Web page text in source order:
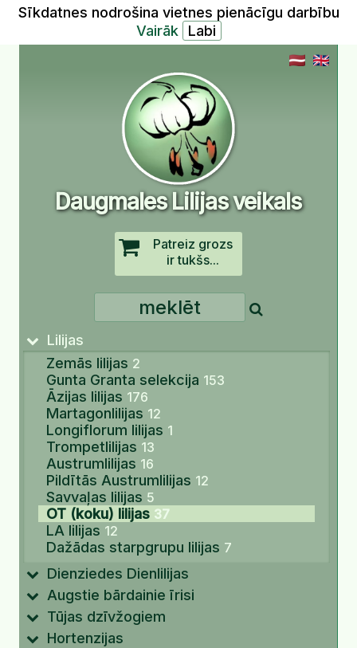
Sīkdatnes nodrošina vietnes pienācīgu darbību
Vairāk
Daugmales Lilijas veikals
Patreiz grozs
ir tukšs...
Lilijas
Zemās lilijas 2
Gunta Granta selekcija 153
Āzijas lilijas 176
Martagonlilijas 12
Longiflorum lilijas 1
Trompetlilijas 13
Austrumlilijas 16
Pildītās Austrumlilijas 12
Savvaļas lilijas 5
OT (koku) lilijas 37
LA lilijas 12
Dažādas starpgrupu lilijas 7
Dienziedes Dienlilijas
Augstie bārdainie īrisi
Tūjas dzīvžogiem
Hortenzijas